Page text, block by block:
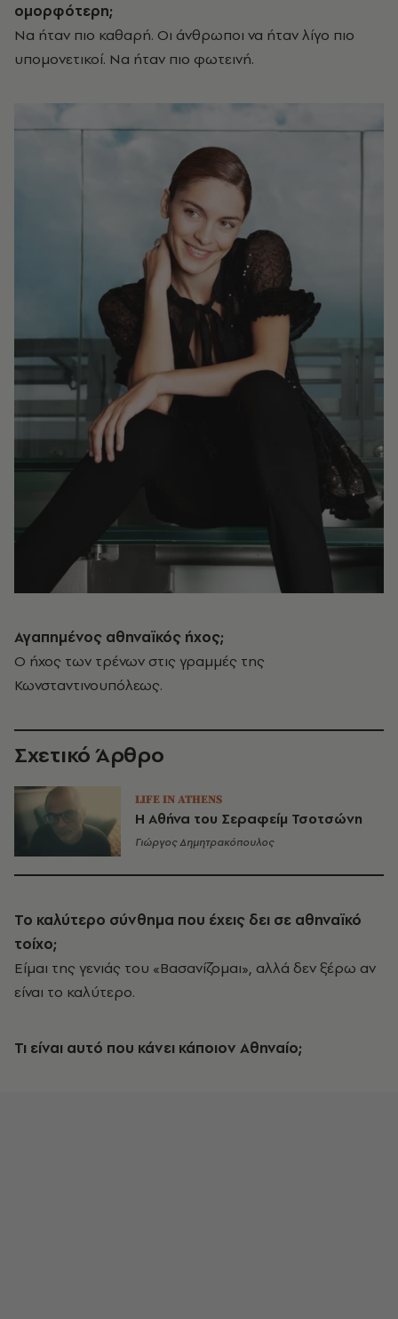
ομορφότερη;
Να ήταν πιο καθαρή. Οι άνθρωποι να ήταν λίγο πιο
υπομονετικοί. Να ήταν πιο φωτεινή.
Αγαπημένος αθηναϊκός ήχος;
Ο ήχος των τρένων στις γραμμές της
Κωνσταντινουπόλεως.
Σχετικό Άρθρο
LIFE IN ATHENS
Η Αθήνα του Σεραφείμ Τσοτσώνη
Γιώργος Δημητρακόπουλος
Το καλύτερο σύνθημα που έχεις δει σε αθηναϊκό
τοίχο;
Eίμαι της γενιάς του «Βασανίζομαι», αλλά δεν ξέρω αν
είναι το καλύτερο.
Τι είναι αυτό που κάνει κάποιον Αθηναίο;